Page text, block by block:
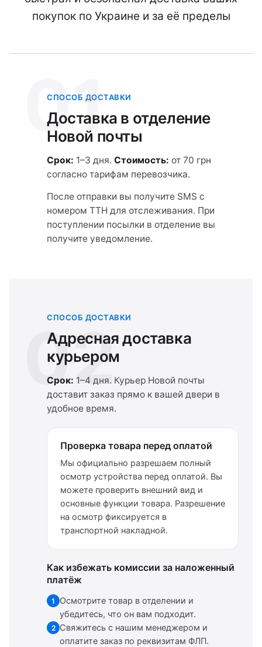
покупок по Украине и за её пределы
01
СПОСОБ ДОСТАВКИ
Доставка в отделение
Новой почты
Срок: 1–3 дня. Стоимость: от 70 грн
согласно тарифам перевозчика.
После отправки вы получите SMS с
номером ТТН для отслеживания. При
поступлении посылки в отделение вы
получите уведомление.
02
СПОСОБ ДОСТАВКИ
Адресная доставка
курьером
Срок: 1–4 дня. Курьер Новой почты
доставит заказ прямо к вашей двери в
удобное время.
Проверка товара перед оплатой
Мы официально разрешаем полный
осмотр устройства перед оплатой. Вы
можете проверить внешний вид и
основные функции товара. Разрешение
на осмотр фиксируется в
транспортной накладной.
Как избежать комиссии за наложенный
платёж
1
Осмотрите товар в отделении и
убедитесь, что он вам подходит.
2 Свяжитесь с нашим менеджером и
оплатите заказ по реквизитам ФЛП.